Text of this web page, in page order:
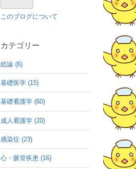
このブログについて
カテゴリー
総論 (6)
基礎医学 (15)
基礎看護学 (60)
成人看護学 (20)
感染症 (23)
心・脈管疾患 (16)